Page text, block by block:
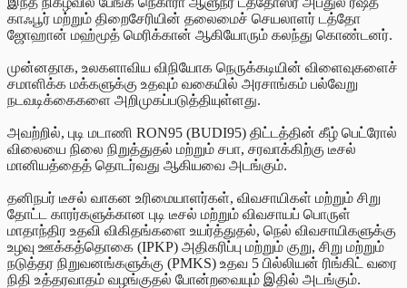
காஃபூர் மற்றும் திறைசேரியின் தலைமைச் செயலாளர் டத்தோ
ஜோஹான் மஹ்மூத் மெரிக்கான் ஆகியோரும் கலந்து கொண்டனர்.
முன்னதாக, உலகளாவிய விநியோக நெருக்கடியின் விளைவுகளைச்
சமாளிக்க மக்களுக்கு உதவும் வகையில் அரசாங்கம் பல்வேறு
நடவடிக்கைகளை அறிமுகப்படுத்தியுள்ளது.
அவற்றில், புடி மடாணி RON95 (BUDI95) திட்டத்தின் கீழ் பெட்ரோல்
விலையை நிலை நிறுத்துதல் மற்றும் சபா, சரவாக்கிற்கு டீசல்
மானியத்தைத் தொடர்வது ஆகியவை அடங்கும்.
தனிநபர் டீசல் வாகன உரிமையாளர்கள், விவசாயிகள் மற்றும் சிறு
தோட்ட காரர்களுக்கான புடி டீசல் மற்றும் விவசாயப் பொருள்
மாதாந்திர உதவி விகிதங்களை உயர்த்துதல், நெல் விவசாயிகளுக்கு
உழவு ஊக்கத்தொகை (IPKP) அதிகரிப்பு மற்றும் குறு, சிறு மற்றும்
நடுத்தர நிறுவனங்களுக்கு (PMKS) உதவ 5 பில்லியன் ரிங்கிட் வரை
நிதி உத்தரவாதம் வழங்குதல் போன்றவையும் இதில் அடங்கும்.